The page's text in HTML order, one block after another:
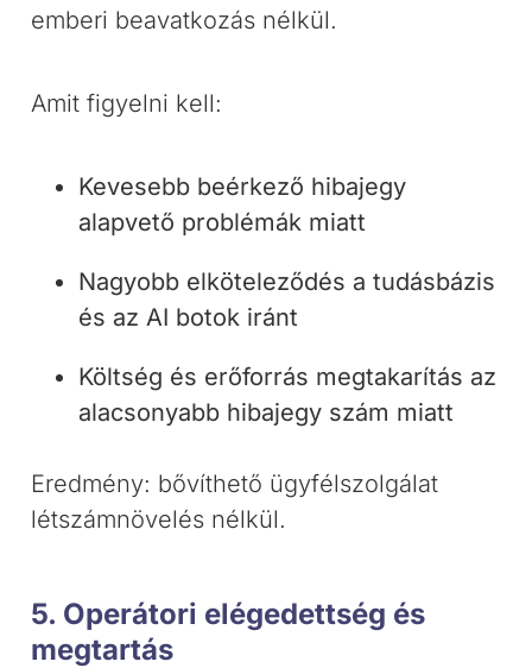
emberi beavatkozás nélkül.
Amit figyelni kell:
Kevesebb beérkező hibajegy
alapvető problémák miatt
Nagyobb elköteleződés a tudásbázis
és az AI botok iránt
Költség és erőforrás megtakarítás az
alacsonyabb hibajegy szám miatt
Eredmény: bővíthető ügyfélszolgálat
létszámnövelés nélkül.
5. Operátori elégedettség és
megtartás